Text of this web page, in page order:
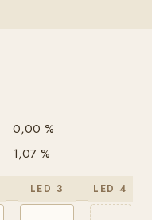
0,00 %
1,07 %
LED 3 LED 4